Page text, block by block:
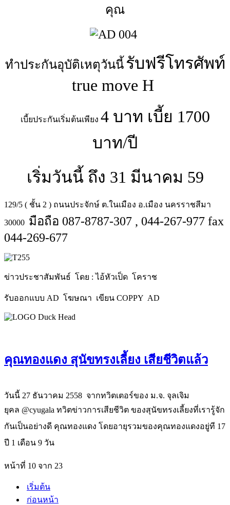
คุณ
ทำประกันอุบัติเหตุวันนี้ รับฟรีโทรศัพท์
true move H
เบี้ยประกันเริ่มต้นเพียง 4 บาท เบี้ย 1700
บาท/ปี
เริ่มวันนี้ ถึง 31 มีนาคม 59
129/5 ( ชั้น 2 ) ถนนประจักษ์ ต.ในเมือง อ.เมือง นครราชสีมา
30000 มือถือ 087-8787-307 , 044-267-977 fax
044-269-677
ข่าวประชาสัมพันธ์ โดย : ไอ้หัวเป็ด โคราช
รับออกแบบ AD โฆษณา เขียน COPPY AD
คุณทองแดง สุนัขทรงเลี้ยง เสียชีวิตแล้ว
วันนี้ 27 ธันวาคม 2558 จากทวิตเตอร์ของ ม.จ. จุลเจิม
ยุคล @cyugala ทวิตข่าวการเสียชีวิต ของสุนัขทรงเลี้ยงที่เรารู้จัก
กันเป็นอย่างดี คุณทองแดง โดยอายุรวมของคุณทองแดงอยู่ที 17
ปี 1 เดือน 9 วัน
หน้าที่ 10 จาก 23
เริ่มต้น
ก่อนหน้า